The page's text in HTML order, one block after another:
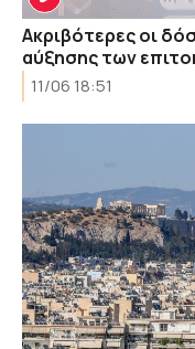
Ακριβότερες οι
αύξησης των
11/06 18:51